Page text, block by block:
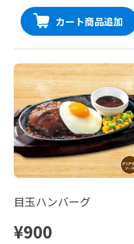
カート商品追加
目玉ハンバーグ
¥900